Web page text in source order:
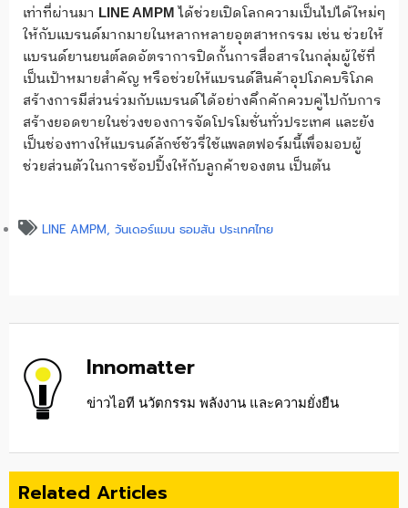
เท่าที่ผ่านมา LINE AMPM ได้ช่วยเปิดโลกความเป็นไปได้ใหม่ๆ
ให้กับแบรนด์มากมายในหลากหลายอุตสาหกรรม เช่น ช่วยให้
แบรนด์ยานยนต์ลดอัตราการปิดกั้นการสื่อสารในกลุ่มผู้ใช้ที่
เป็นเป้าหมายสำคัญ หรือช่วยให้แบรนด์สินค้าอุปโภคบริโภค
สร้างการมีส่วนร่วมกับแบรนด์ได้อย่างคึกคักควบคู่ไปกับการ
สร้างยอดขายในช่วงของการจัดโปรโมชั่นทั่วประเทศ และยัง
เป็นช่องทางให้แบรนด์ลักซ์ชัวรี่ใช้แพลตฟอร์มนี้เพื่อมอบผู้
ช่วยส่วนตัวในการช้อปปิ้งให้กับลูกค้าของตน เป็นต้น
LINE AMPM, วันเดอร์แมน ธอมสัน ประเทศไทย
Innomatter
ข่าวไอที นวัตกรรม พลังงาน และความยั่งยืน
Related Articles